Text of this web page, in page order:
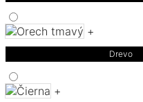
+
Drevo
+